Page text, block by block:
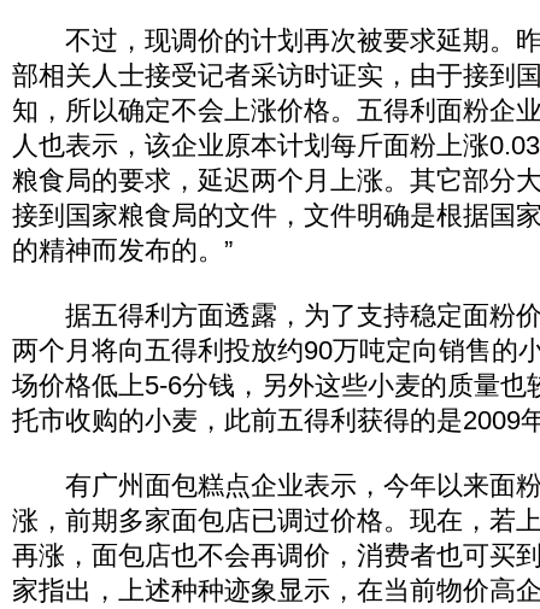
不过，现调价的计划再次被要求延期。
部相关人士接受记者采访时证实，由于接到
知，所以确定不会上涨价格。五得利面粉企
人也表示，该企业原本计划每斤面粉上涨
粮食局的要求，延迟两个月上涨。其它部分
接到国家粮食局的文件，文件明确是根据国
的精神而发布的。”
据五得利方面透露，为了支持稳定面粉
两个月将向五得利投放约90万吨定向销售的
场价格低上5-6分钱，另外这些小麦的质量也
托市收购的小麦，此前五得利获得的是2009
有广州面包糕点企业表示，今年以来面
涨，前期多家面包店已调过价格。现在，若
再涨，面包店也不会再调价，消费者也可买
家指出，上述种种迹象显示，在当前物价高